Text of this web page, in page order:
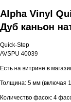
Alpha Vinyl
Дуб каньон
Quick-Step
AVSPU 40039
Есть на витрине в
Толщина: 5 мм (включая
Количество фасок: 4